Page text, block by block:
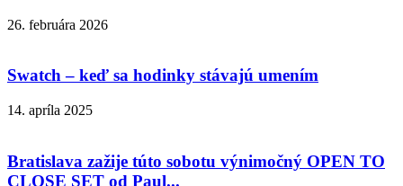
26. februára 2026
Swatch – keď sa hodinky stávajú umením
14. apríla 2025
Bratislava zažije túto sobotu výnimočný OPEN TO
CLOSE SET od Paul...